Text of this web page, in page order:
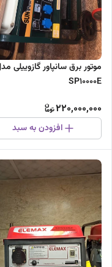
موتور برق سانپاور گازوییلی
SP10000E
220,000,000
افزودن به سبد